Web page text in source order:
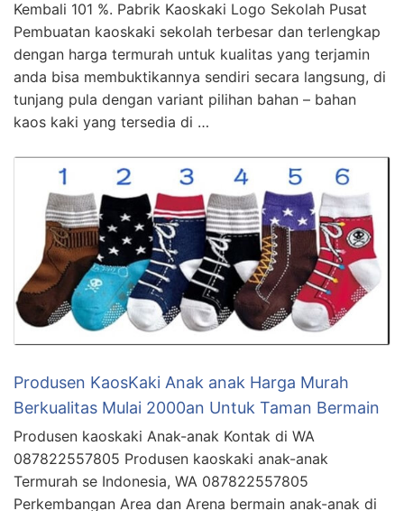
Kembali 101 %. Pabrik Kaoskaki Logo Sekolah Pusat
Pembuatan kaoskaki sekolah terbesar dan terlengkap
dengan harga termurah untuk kualitas yang terjamin
anda bisa membuktikannya sendiri secara langsung, di
tunjang pula dengan variant pilihan bahan – bahan
kaos kaki yang tersedia di …
Produsen KaosKaki Anak anak Harga Murah
Berkualitas Mulai 2000an Untuk Taman Bermain
Produsen kaoskaki Anak-anak Kontak di WA
087822557805 Produsen kaoskaki anak-anak
Termurah se Indonesia, WA 087822557805
Perkembangan Area dan Arena bermain anak-anak di